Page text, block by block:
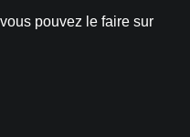
pouvez le faire sur